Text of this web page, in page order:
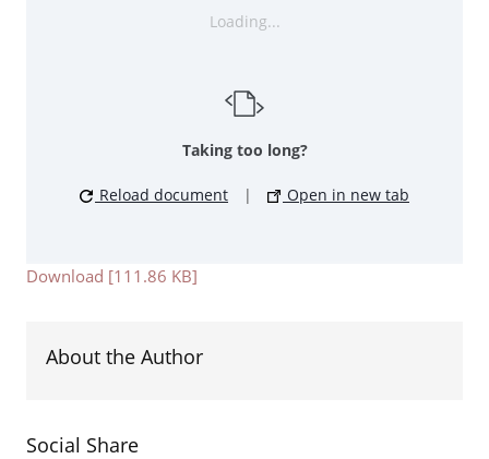
Loading...
Taking too long?
Reload document | Open in new tab
Download [111.86 KB]
About the Author
Social Share